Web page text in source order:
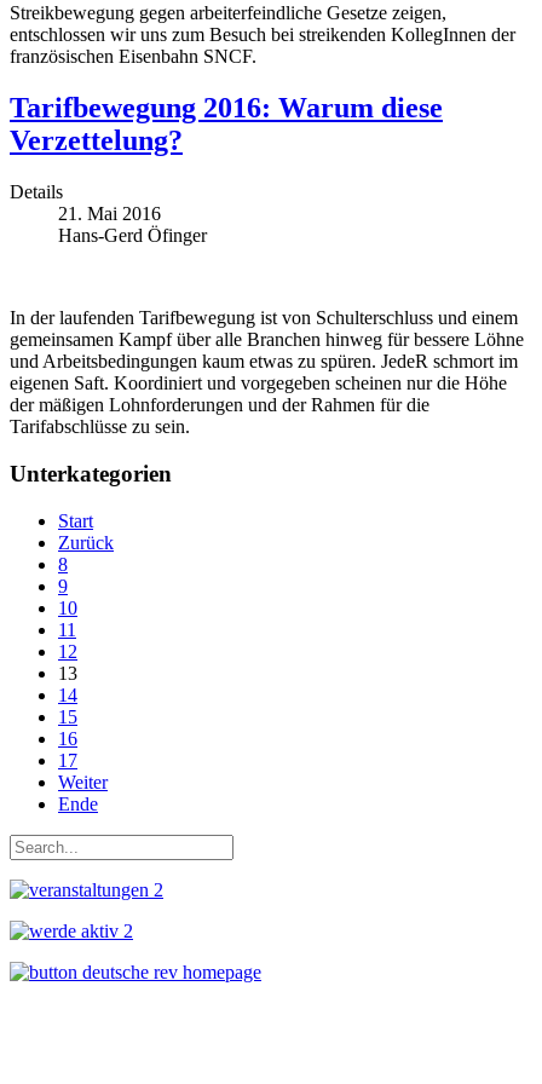
Streikbewegung gegen arbeiterfeindliche Gesetze zeigen,
entschlossen wir uns zum Besuch bei streikenden KollegInnen der
französischen Eisenbahn SNCF.
Tarifbewegung 2016: Warum diese
Verzettelung?
Details
21. Mai 2016
Hans-Gerd Öfinger
In der laufenden Tarifbewegung ist von Schulterschluss und einem
gemeinsamen Kampf über alle Branchen hinweg für bessere Löhne
und Arbeitsbedingungen kaum etwas zu spüren. JedeR schmort im
eigenen Saft. Koordiniert und vorgegeben scheinen nur die Höhe
der mäßigen Lohnforderungen und der Rahmen für die
Tarifabschlüsse zu sein.
Unterkategorien
Start
Zurück
8
9
10
11
12
13
14
15
16
17
Weiter
Ende